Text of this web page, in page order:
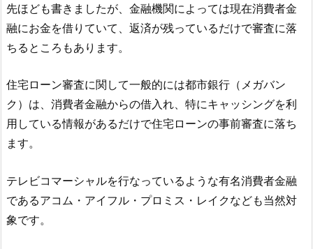
先ほども書きましたが、金融機関によっては現在消費者金
融にお金を借りていて、返済が残っているだけで審査に落
ちるところもあります。
住宅ローン審査に関して一般的には都市銀行（メガバン
ク）は、消費者金融からの借入れ、特にキャッシングを利
用している情報があるだけで住宅ローンの事前審査に落ち
ます。
テレビコマーシャルを行なっているような有名消費者金融
であるアコム・アイフル・プロミス・レイクなども当然対
象です。